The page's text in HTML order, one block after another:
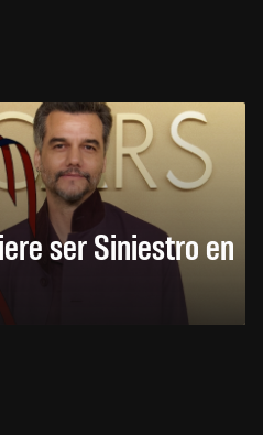
ser Siniestro en